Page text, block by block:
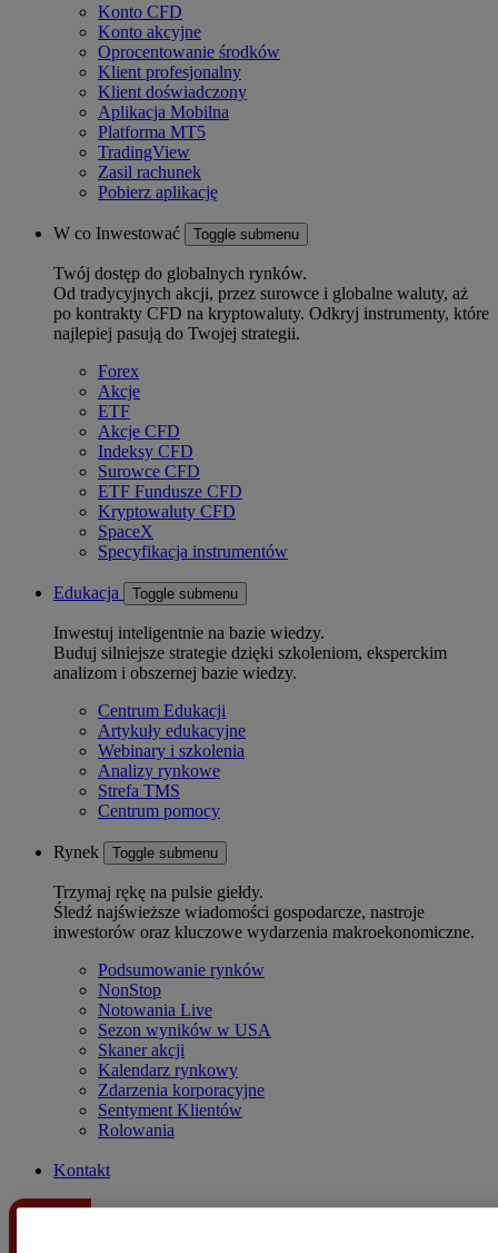
Konto CFD
Konto akcyjne
Oprocentowanie środków
Klient profesjonalny
Klient doświadczony
Aplikacja Mobilna
Platforma MT5
TradingView
Zasil rachunek
Pobierz aplikację
W co Inwestować Toggle submenu
Twój dostęp do globalnych rynków.
Od tradycyjnych akcji, przez surowce i globalne waluty, aż
po kontrakty CFD na kryptowaluty. Odkryj instrumenty, które
najlepiej pasują do Twojej strategii.
Forex
Akcje
ETF
Akcje CFD
Indeksy CFD
Surowce CFD
ETF Fundusze CFD
Kryptowaluty CFD
SpaceX
Specyfikacja instrumentów
Edukacja Toggle submenu
Inwestuj inteligentnie na bazie wiedzy.
Buduj silniejsze strategie dzięki szkoleniom, eksperckim
analizom i obszernej bazie wiedzy.
Centrum Edukacji
Artykuły edukacyjne
Webinary i szkolenia
Analizy rynkowe
Strefa TMS
Centrum pomocy
Rynek Toggle submenu
Trzymaj rękę na pulsie giełdy.
Śledź najświeższe wiadomości gospodarcze, nastroje
inwestorów oraz kluczowe wydarzenia makroekonomiczne.
Podsumowanie rynków
NonStop
Notowania Live
Sezon wyników w USA
Skaner akcji
Kalendarz rynkowy
Zdarzenia korporacyjne
Sentyment Klientów
Rolowania
Kontakt